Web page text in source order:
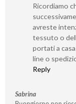
Ricordiamo
avreste
tessuto o
portati a
line o
Reply
Sabrina